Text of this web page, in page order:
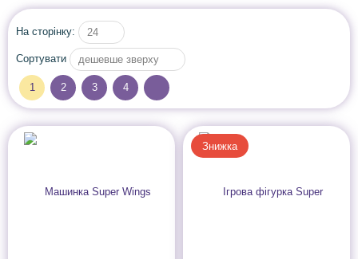
На сторінку: 24
Сортувати дешевше зверху
1 2 3 4
Знижка